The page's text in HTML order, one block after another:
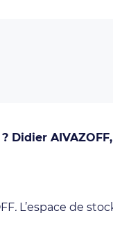
. L’espace de